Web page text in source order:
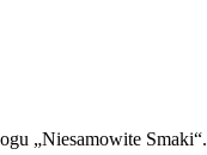
„Niesamowite Smaki“.